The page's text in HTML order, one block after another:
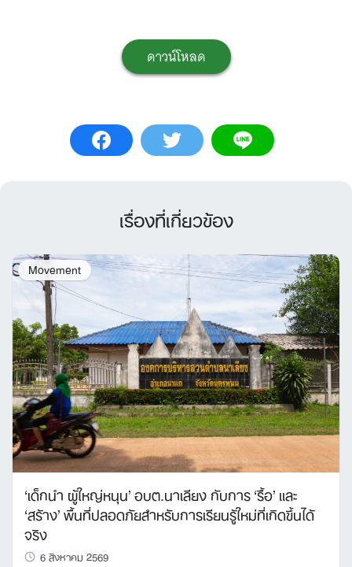
ดาวน์โหลด
เรื่องที่เกี่ยวข้อง
Movement
‘เด็กนำ ผู้ใหญ่หนุน’ อบต.นาเลียง กับการ ‘รื้อ’ และ
‘สร้าง’ พื้นที่ปลอดภัยสำหรับการเรียนรู้ใหม่ที่เกิดขึ้นได้
จริง
6 สิงหาคม 2569